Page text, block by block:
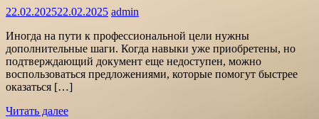
22.02.202522.02.2025 admin
Иногда на пути к профессиональной цели нужны
дополнительные шаги. Когда навыки уже приобретены, но
подтверждающий документ еще недоступен, можно
воспользоваться предложениями, которые помогут быстрее
оказаться […]
Читать далее